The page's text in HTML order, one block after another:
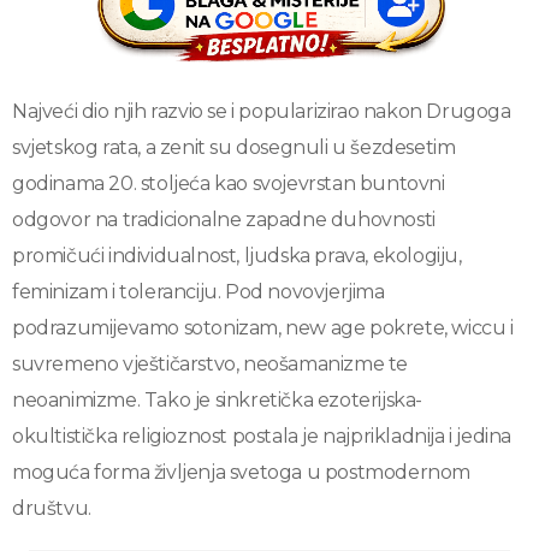
Najveći dio njih razvio se i popularizirao nakon Drugoga
svjetskog rata, a zenit su dosegnuli u šezdesetim
godinama 20. stoljeća kao svojevrstan buntovni
odgovor na tradicionalne zapadne duhovnosti
promičući individualnost, ljudska prava, ekologiju,
feminizam i toleranciju. Pod novovjerjima
podrazumijevamo sotonizam, new age pokrete, wiccu i
suvremeno vještičarstvo, neošamanizme te
neoanimizme. Tako je sinkretička ezoterijska-
okultistička religioznost postala je najprikladnija i jedina
moguća forma življenja svetoga u postmodernom
društvu.